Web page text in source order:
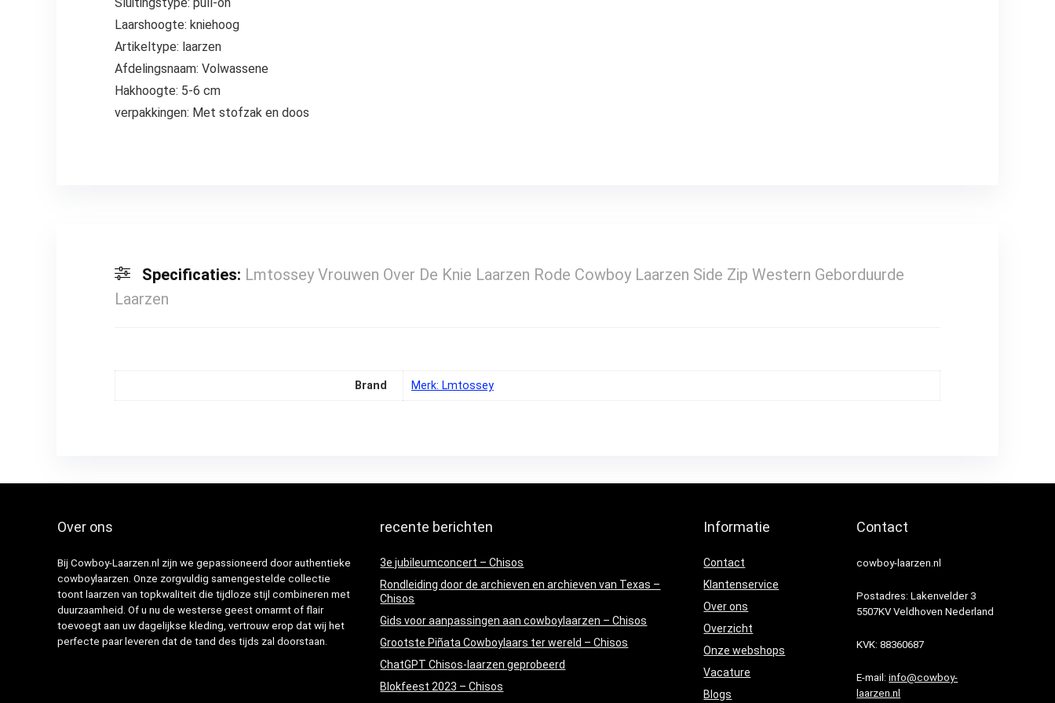
Laarshoogte: kniehoog
Artikeltype: laarzen
Afdelingsnaam: Volwassene
Hakhoogte: 5-6 cm
verpakkingen: Met stofzak en doos
Specificaties: Lmtossey Vrouwen Over De Knie Laarzen Rode Cowboy Laarzen Side Zip Western Geborduurde
Laarzen
Brand Merk: Lmtossey
Over ons
Bij Cowboy-Laarzen.nl zijn we gepassioneerd door authentieke
cowboylaarzen. Onze zorgvuldig samengestelde collectie
toont laarzen van topkwaliteit die tijdloze stijl combineren met
duurzaamheid. Of u nu de westerse geest omarmt of flair
toevoegt aan uw dagelijkse kleding, vertrouw erop dat wij het
perfecte paar leveren dat de tand des tijds zal doorstaan.
recente berichten
3e jubileumconcert – Chisos
Rondleiding door de archieven en archieven van Texas –
Chisos
Gids voor aanpassingen aan cowboylaarzen – Chisos
Grootste Piñata Cowboylaars ter wereld – Chisos
ChatGPT Chisos-laarzen geprobeerd
Blokfeest 2023 – Chisos
Informatie
Contact
Klantenservice
Over ons
Overzicht
Onze webshops
Vacature
Blogs
Contact
cowboy-laarzen.nl
Postadres: Lakenvelder 3
5507KV Veldhoven Nederland
KVK: 88360687
E-mail:info@cowboy-
laarzen.nl